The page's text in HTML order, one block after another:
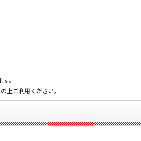
。
上ご利用ください。